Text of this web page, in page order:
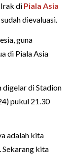
Irak di Piala Asia
dievaluasi.
guna
di Piala Asia
digelar di Stadion
pukul 21.30
adalah kita
Sekarang kita